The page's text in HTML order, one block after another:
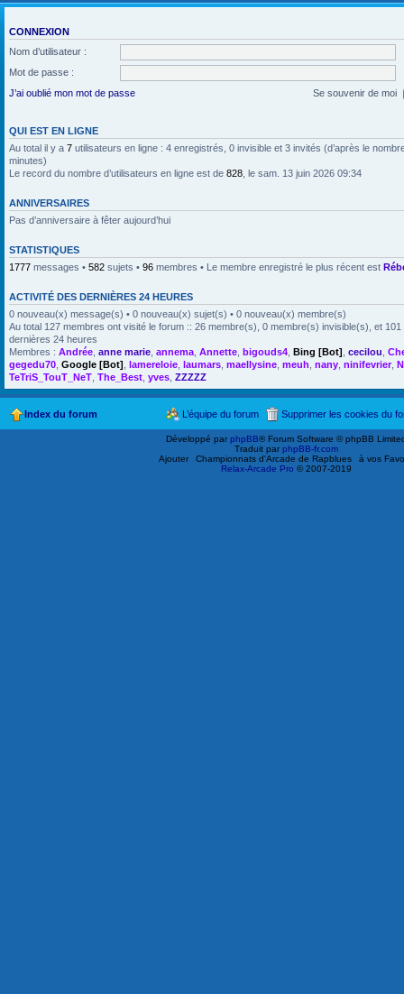
CONNEXION
Nom d’utilisateur :
Mot de passe :
J’ai oublié mon mot de passe
Se souvenir de moi
QUI EST EN LIGNE
Au total il y a 7 utilisateurs en ligne : 4 enregistrés, 0 invisible et 3 invités (d’après le
minutes)
Le record du nombre d’utilisateurs en ligne est de 828 , le sam. 13 juin 2026 09:34
ANNIVERSAIRES
Pas d’anniversaire à fêter aujourd’hui
STATISTIQUES
1777 messages • 582 sujets • 96 membres • Le membre enregistré le plus récent est
ACTIVITÉ DES DERNIÈRES 24 HEURES
0 nouveau(x) message(s) • 0 nouveau(x) sujet(s) • 0 nouveau(x) membre(s)
Au total 127 membres ont visité le forum :: 26 membre(s), 0 membre(s) invisible(s), et
dernières 24 heures
Membres : Andrée anne marie annema Annette bigouds4 Bing [Bot] cecilou
gegedu70 Google [Bot] lamereloie laumars maellysine meuh nany ninifevrier,
TeTriS_TouT_NeT The_Best yves ZZZZZ
Index du forum Supprimer les cookies du
L’équipe du forum
Développé parphpBB® Forum Software © phpBB
Traduit parphpBB-fr.com
Ajouter
Championnats d'Arcade de Rapblues
à vos
Relax-Arcade Pro © 2007-2019